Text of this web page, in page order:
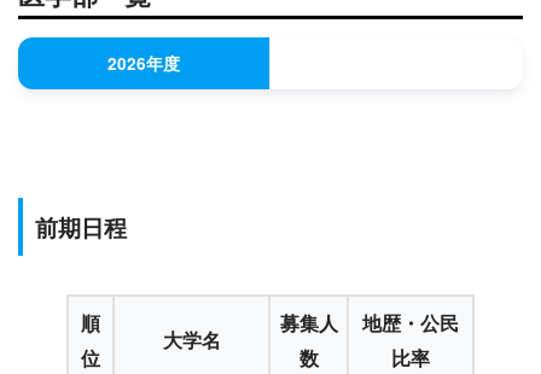
2026年度
前期日程
順
位
大学名
募集人
数
地歴・公民
比率